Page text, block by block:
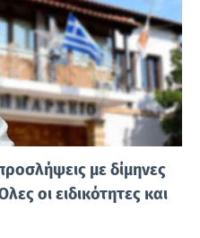
με δίμηνες
οι ειδικότητες και